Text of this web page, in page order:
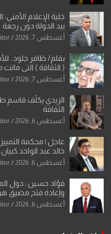
خلية الإعلام
بيد الدولة دون رجعة
أغسطس 7, 2026
بقلم/ ظافر جلود..
والإرث العظيم
أغسطس 7, 2026
الزيدي يكلّف قاسم
الثقافة
أغسطس 6, 2026
عاجل | محكمة
خالد عبد الواحد كبيان
أغسطس 6, 2026
فؤاد حسين : دول
وإعادة فتح مضيق
تحولات القدس
أغسطس 6, 2026